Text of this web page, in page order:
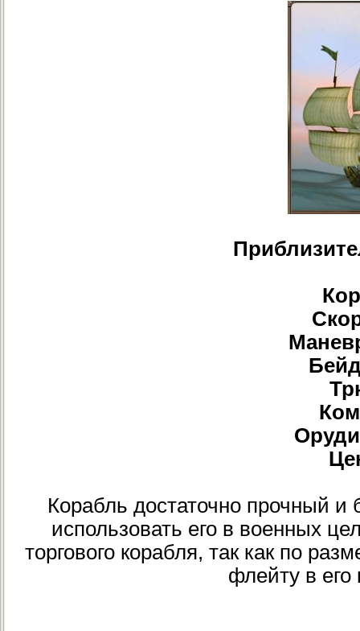
Корабль достаточно прочный
использовать его в военных
торгового корабля, так как по
флейту в его